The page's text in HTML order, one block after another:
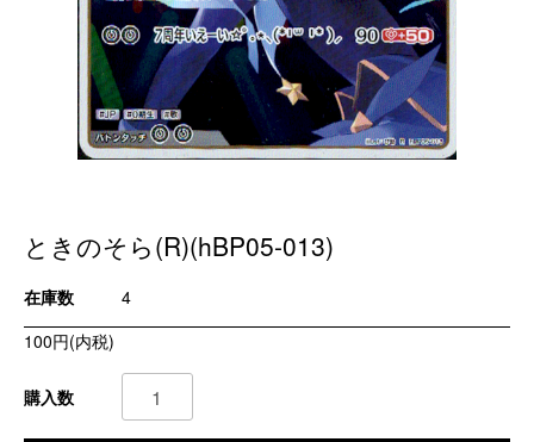
ときのそら(R)(hBP05-013)
在庫数
4
100円(内税)
購入数